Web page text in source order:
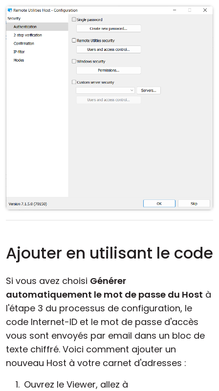
Ajouter en utilisant le code
Si vous avez choisi Générer
automatiquement le mot de passe du Host à
l'étape 3 du processus de configuration, le
code Internet-ID et le mot de passe d'accès
vous sont envoyés par email dans un bloc de
texte chiffré. Voici comment ajouter un
nouveau Host à votre carnet d'adresses :
Ouvrez le Viewer, allez à